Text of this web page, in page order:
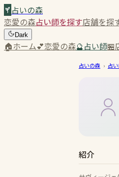
占いの森
恋愛の森占い師を探す店舗を探
Dark
🏠ホーム💕恋愛の森🔮占い師🏪
占いの森 › 占
紹介